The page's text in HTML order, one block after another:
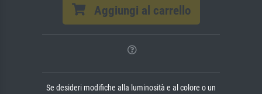
Aggiungi al carrello
Se desideri modifiche alla luminosità e al colore o un